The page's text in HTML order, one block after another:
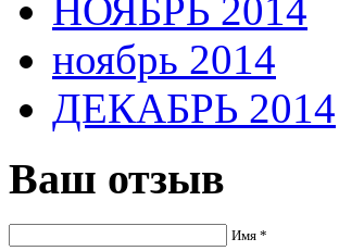
НОЯБРЬ 2014
ноябрь 2014
ДЕКАБРЬ 2014
Ваш отзыв
Имя *